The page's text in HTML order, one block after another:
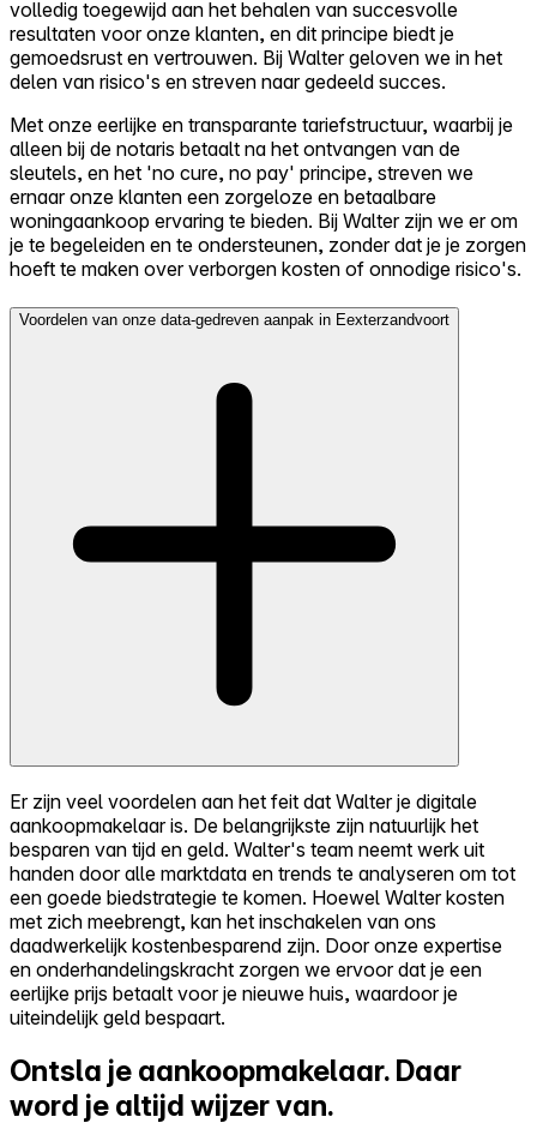
volledig toegewijd aan het behalen van succesvolle
resultaten voor onze klanten, en dit principe biedt je
gemoedsrust en vertrouwen. Bij Walter geloven we in het
delen van risico's en streven naar gedeeld succes.
Met onze eerlijke en transparante tariefstructuur, waarbij je
alleen bij de notaris betaalt na het ontvangen van de
sleutels, en het 'no cure, no pay' principe, streven we
ernaar onze klanten een zorgeloze en betaalbare
woningaankoop ervaring te bieden. Bij Walter zijn we er om
je te begeleiden en te ondersteunen, zonder dat je je zorgen
hoeft te maken over verborgen kosten of onnodige risico's.
Voordelen van onze data-gedreven aanpak in Eexterzandvoort
Er zijn veel voordelen aan het feit dat Walter je digitale
aankoopmakelaar is. De belangrijkste zijn natuurlijk het
besparen van tijd en geld. Walter's team neemt werk uit
handen door alle marktdata en trends te analyseren om tot
een goede biedstrategie te komen. Hoewel Walter kosten
met zich meebrengt, kan het inschakelen van ons
daadwerkelijk kostenbesparend zijn. Door onze expertise
en onderhandelingskracht zorgen we ervoor dat je een
eerlijke prijs betaalt voor je nieuwe huis, waardoor je
uiteindelijk geld bespaart.
Ontsla je aankoopmakelaar. Daar
word je altijd wijzer van.